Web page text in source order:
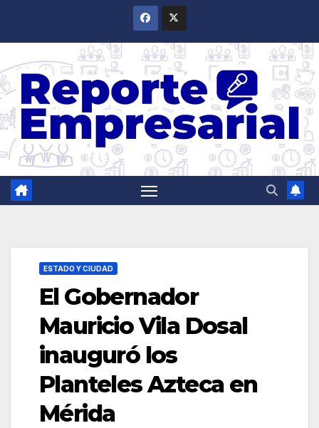
ESTADO Y CIUDAD
El Gobernador
Mauricio Vila Dosal
inauguró los
Planteles Azteca en
Mérida